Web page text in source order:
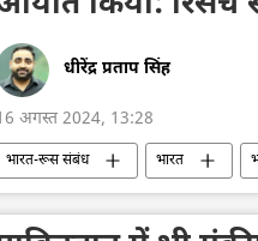
धीरेंद्र प्रताप सिंह
अगस्त 2024, 13:28
भारत-रूस संबंध भारत
रूसी तेल पर मूल्य सीमा
तेल उत्पादन
रूस
मास्को चीन